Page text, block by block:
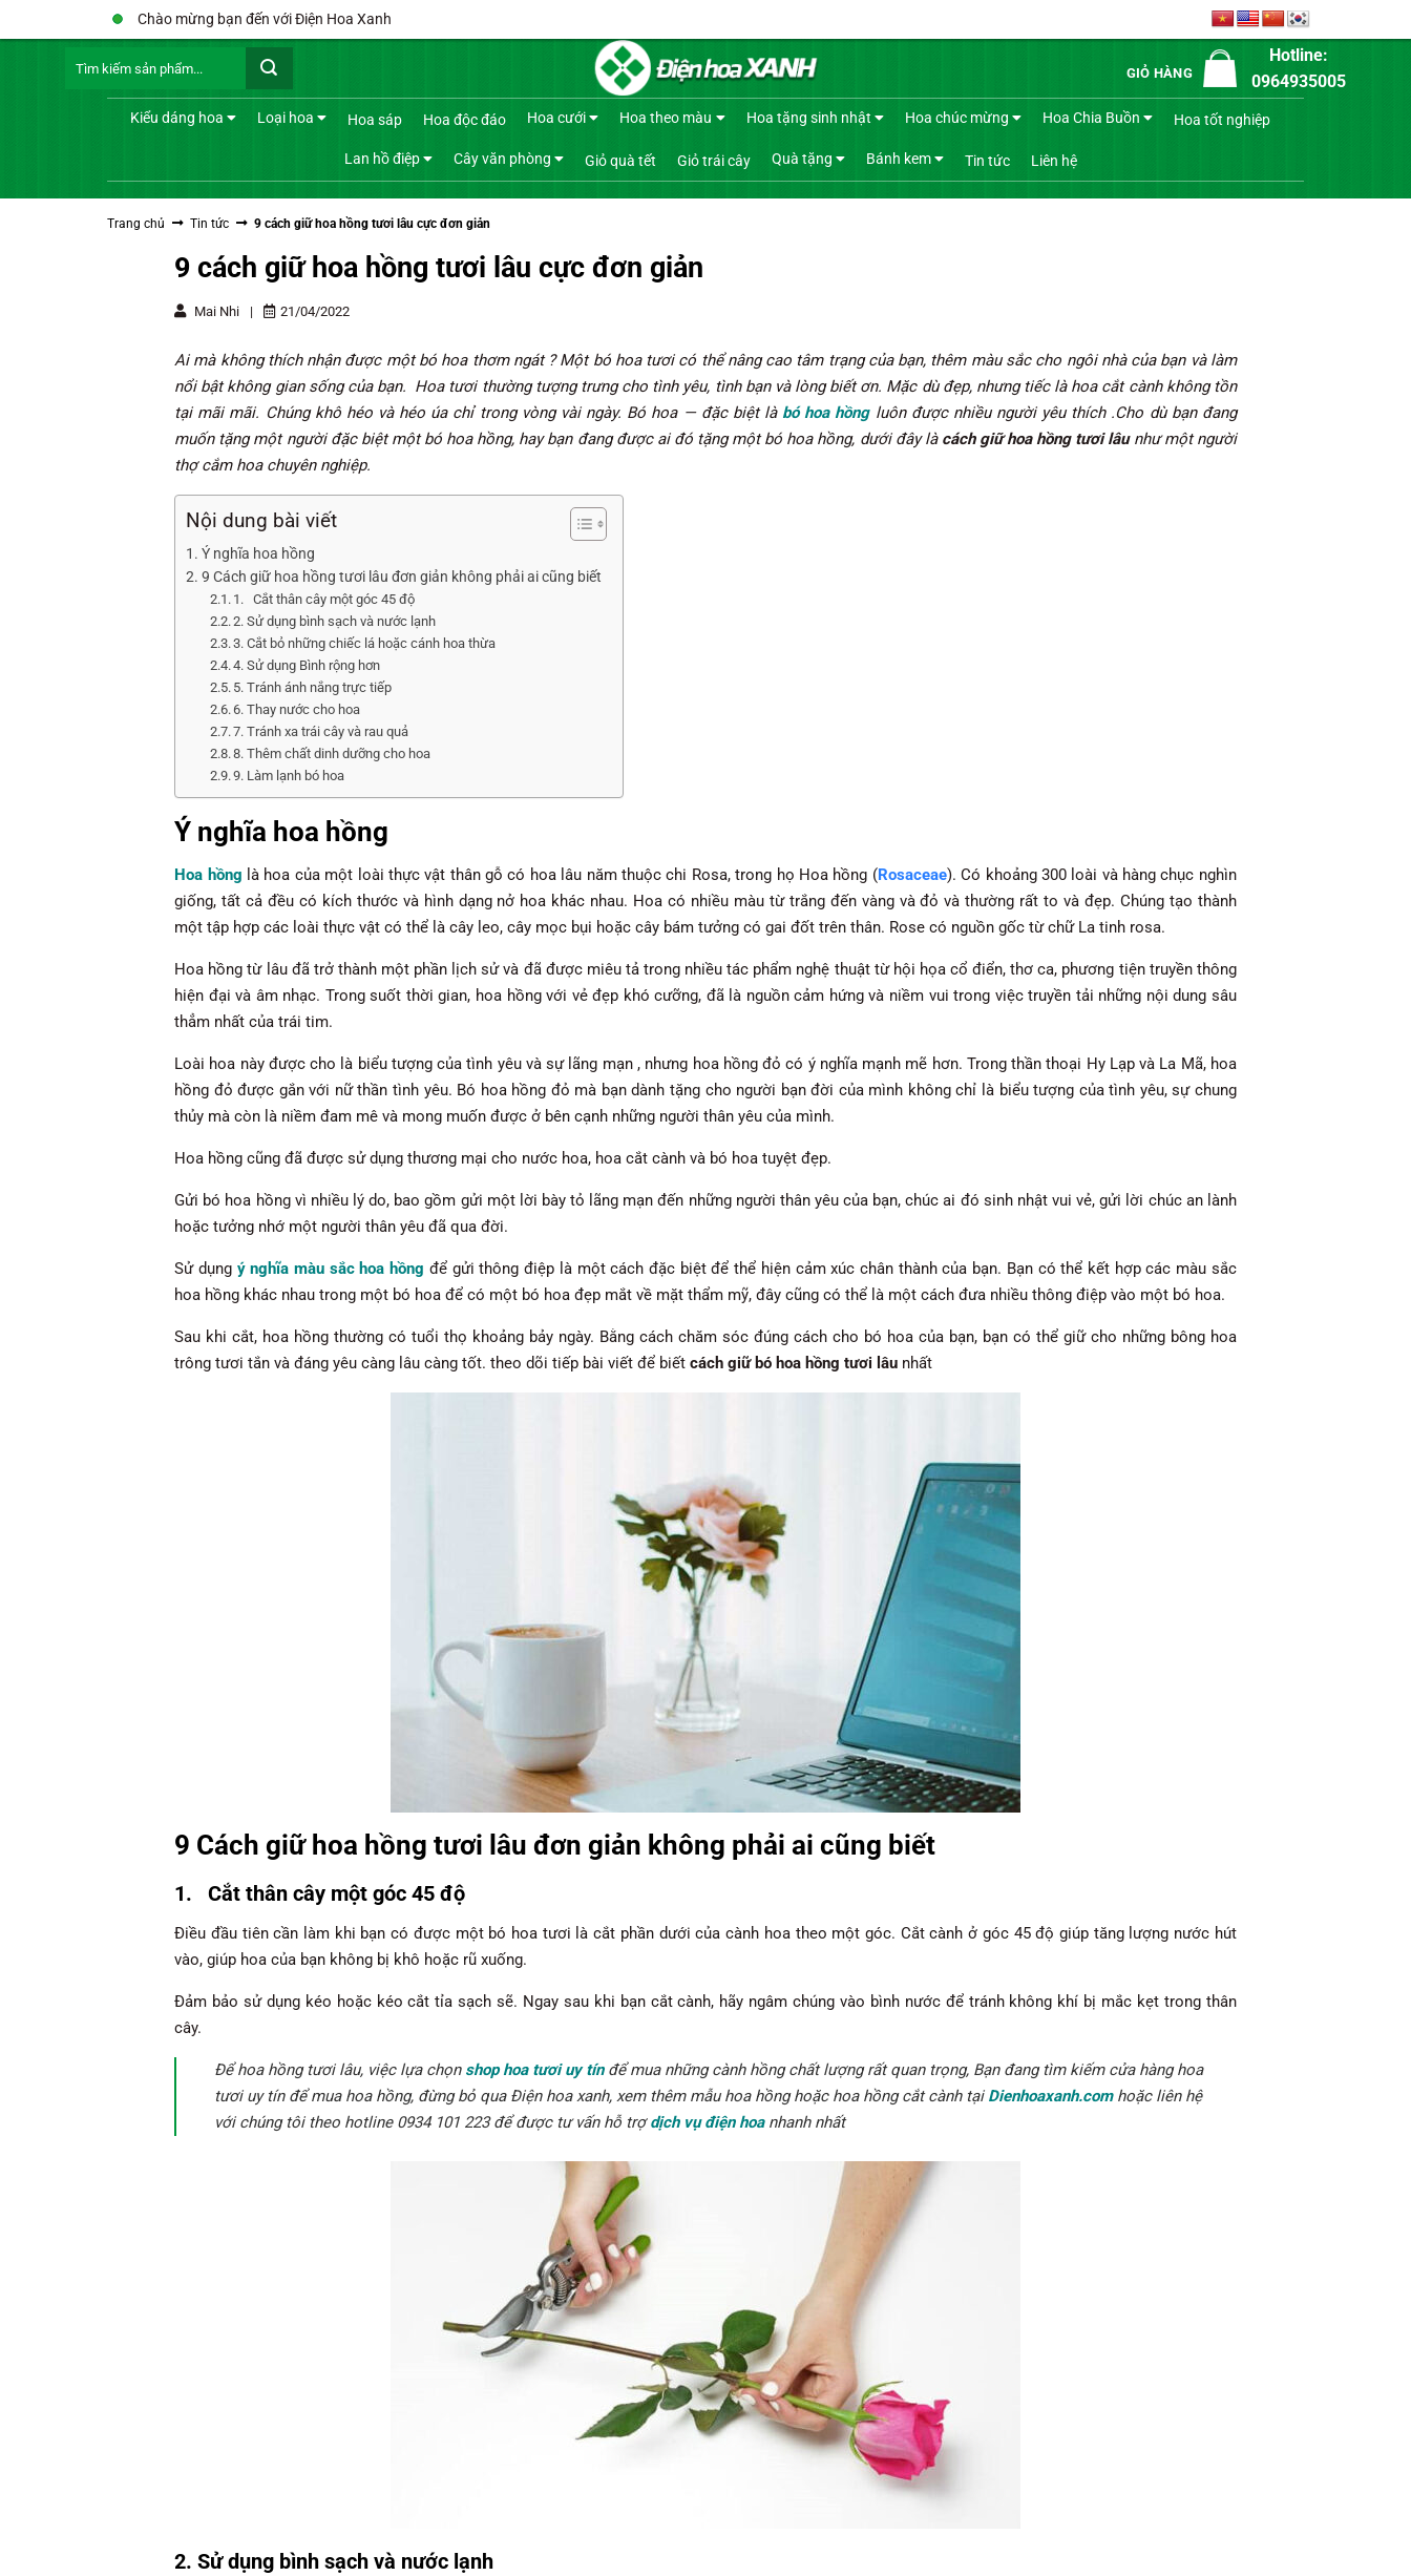
qua
Chào mừng bạn đến với Điện Hoa Xanh
kiếm:
GIỎ HÀNG
Hotline:
0964935005
Kiểu dáng hoa Loại hoa Hoa sáp Hoa độc đáo Hoa cưới Hoa theo màu Hoa tặng sinh nhật Hoa chúc mừng Hoa Chia Buồn Hoa tốt nghiệp
Lan hồ điệp Cây văn phòng Giỏ quà tết Giỏ trái cây Quà tặng Bánh kem Tin tức Liên hệ
Trang chủ Tin tức 9 cách giữ hoa hồng tươi lâu cực đơn giản
9 cách giữ hoa hồng tươi lâu cực đơn giản
Mai Nhi | 21/04/2022
Ai mà không thích nhận được một bó hoa thơm ngát ? Một bó hoa tươi có thể nâng cao tâm trạng của bạn, thêm màu sắc cho ngôi nhà của bạn và làm
nổi bật không gian sống của bạn. Hoa tươi thường tượng trưng cho tình yêu, tình bạn và lòng biết ơn. Mặc dù đẹp, nhưng tiếc là hoa cắt cành không tồn
tại mãi mãi. Chúng khô héo và héo úa chỉ trong vòng vài ngày. Bó hoa — đặc biệt là bó hoa hồngluôn được nhiều người yêu thích .Cho dù bạn đang
muốn tặng một người đặc biệt một bó hoa hồng, hay bạn đang được ai đó tặng một bó hoa hồng, dưới đây là cách giữ hoa hồng tươi lâunhư một người
thợ cắm hoa chuyên nghiệp.
Nội dung bài viết
Ý nghĩa hoa hồng
9 Cách giữ hoa hồng tươi lâu đơn giản không phải ai cũng biết
1. Cắt thân cây một góc 45 độ
2. Sử dụng bình sạch và nước lạnh
3. Cắt bỏ những chiếc lá hoặc cánh hoa thừa
4. Sử dụng Bình rộng hơn
5. Tránh ánh nắng trực tiếp
6. Thay nước cho hoa
7. Tránh xa trái cây và rau quả
8. Thêm chất dinh dưỡng cho hoa
9. Làm lạnh bó hoa
Ý nghĩa hoa hồng
Hoa hồng là hoa của một loài thực vật thân gỗ có hoa lâu năm thuộc chi Rosa, trong họ Hoa hồng (Rosaceae). Có khoảng 300 loài và hàng chục nghìn
giống, tất cả đều có kích thước và hình dạng nở hoa khác nhau. Hoa có nhiều màu từ trắng đến vàng và đỏ và thường rất to và đẹp. Chúng tạo thành
một tập hợp các loài thực vật có thể là cây leo, cây mọc bụi hoặc cây bám tưởng có gai đốt trên thân. Rose có nguồn gốc từ chữ La tinh rosa.
Hoa hồng từ lâu đã trở thành một phần lịch sử và đã được miêu tả trong nhiều tác phẩm nghệ thuật từ hội họa cổ điển, thơ ca, phương tiện truyền thông
hiện đại và âm nhạc. Trong suốt thời gian, hoa hồng với vẻ đẹp khó cưỡng, đã là nguồn cảm hứng và niềm vui trong việc truyền tải những nội dung sâu
thẳm nhất của trái tim.
Loài hoa này được cho là biểu tượng của tình yêu và sự lãng mạn , nhưng hoa hồng đỏ có ý nghĩa mạnh mẽ hơn. Trong thần thoại Hy Lạp và La Mã, hoa
hồng đỏ được gắn với nữ thần tình yêu. Bó hoa hồng đỏ mà bạn dành tặng cho người bạn đời của mình không chỉ là biểu tượng của tình yêu, sự chung
thủy mà còn là niềm đam mê và mong muốn được ở bên cạnh những người thân yêu của mình.
Hoa hồng cũng đã được sử dụng thương mại cho nước hoa, hoa cắt cành và bó hoa tuyệt đẹp.
Gửi bó hoa hồng vì nhiều lý do, bao gồm gửi một lời bày tỏ lãng mạn đến những người thân yêu của bạn, chúc ai đó sinh nhật vui vẻ, gửi lời chúc an lành
hoặc tưởng nhớ một người thân yêu đã qua đời.
Sử dụngý nghĩa màu sắc hoa hồng để gửi thông điệp là một cách đặc biệt để thể hiện cảm xúc chân thành của bạn. Bạn có thể kết hợp các màu sắc
hoa hồng khác nhau trong một bó hoa để có một bó hoa đẹp mắt về mặt thẩm mỹ, đây cũng có thể là một cách đưa nhiều thông điệp vào một bó hoa.
Sau khi cắt, hoa hồng thường có tuổi thọ khoảng bảy ngày. Bằng cách chăm sóc đúng cách cho bó hoa của bạn, bạn có thể giữ cho những bông hoa
trông tươi tắn và đáng yêu càng lâu càng tốt. theo dõi tiếp bài viết để biếtcách giữ bó hoa hồng tươi lâu nhất
9 Cách giữ hoa hồng tươi lâu đơn giản không phải ai cũng biết
1.Cắt thân cây một góc 45 độ
Điều đầu tiên cần làm khi bạn có được một bó hoa tươi là cắt phần dưới của cành hoa theo một góc. Cắt cành ở góc 45 độ giúp tăng lượng nước hút
vào, giúp hoa của bạn không bị khô hoặc rũ xuống.
Đảm bảo sử dụng kéo hoặc kéo cắt tỉa sạch sẽ. Ngay sau khi bạn cắt cành, hãy ngâm chúng vào bình nước để tránh không khí bị mắc kẹt trong thân
cây.
Để hoa hồng tươi lâu, việc lựa chọn shop hoa tươi uy tín để mua những cành hồng chất lượng rất quan trọng, Bạn đang tìm kiếm cửa hàng hoa
tươi uy tín để mua hoa hồng, đừng bỏ qua Điện hoa xanh, xem thêm mẫu hoa hồng hoặc hoa hồng cắt cành tại Dienhoaxanh.comhoặc liên hệ
với chúng tôi theo hotline 0934 101 223 để được tư vấn hỗ trợdịch vụ điện hoa nhanh nhất
2. Sử dụng bình sạch và nước lạnh